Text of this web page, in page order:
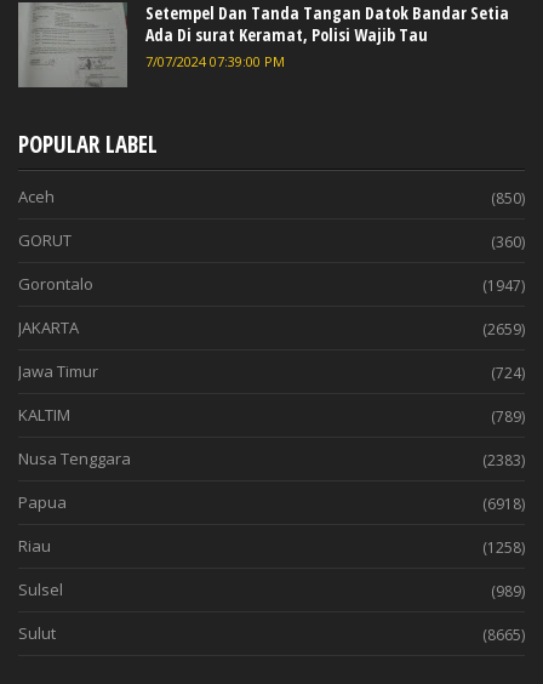
Setempel Dan Tanda Tangan Datok Bandar Setia
Ada Di surat Keramat, Polisi Wajib Tau
7/07/2024 07:39:00 PM
POPULAR LABEL
Aceh (850)
GORUT (360)
Gorontalo (1947)
JAKARTA (2659)
Jawa Timur (724)
KALTIM (789)
Nusa Tenggara (2383)
Papua (6918)
Riau (1258)
Sulsel (989)
Sulut (8665)